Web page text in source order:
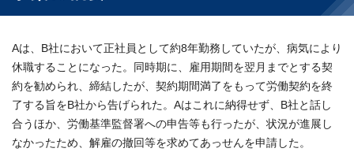
Aは、B社において正社員として約8年勤務していたが、病気により
休職することになった。同時期に、雇用期間を翌月までとする契
約を勧められ、締結したが、契約期間満了をもって労働契約を終
了する旨をB社から告げられた。Aはこれに納得せず、B社と話し
合うほか、労働基準監督署への申告等も行ったが、状況が進展し
なかったため、解雇の撤回等を求めてあっせんを申請した。